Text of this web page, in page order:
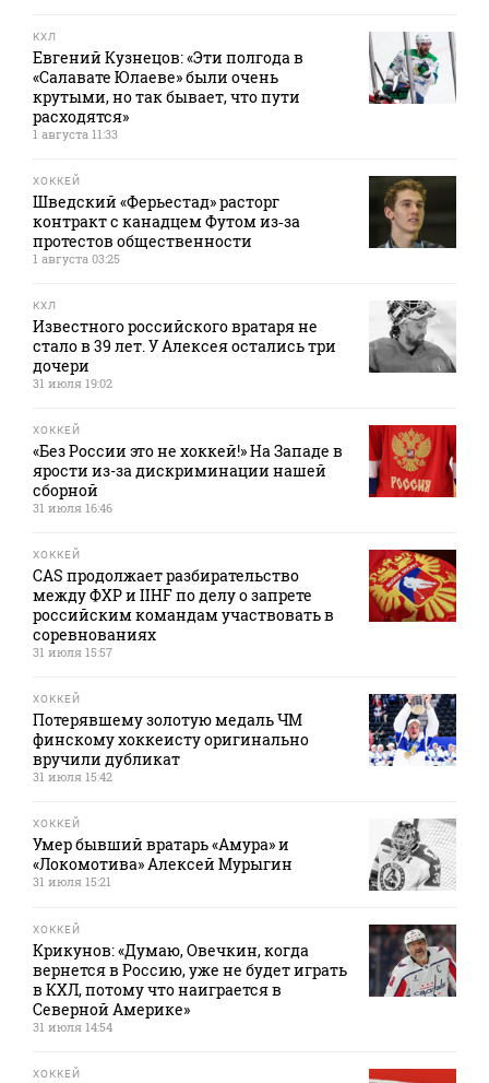
КХЛ
Евгений Кузнецов: «Эти полгода в
«Салавате Юлаеве» были очень
крутыми, но так бывает, что пути
расходятся»
1 августа 11:33
ХОККЕЙ
Шведский «Ферьестад» расторг
контракт с канадцем Футом из‑за
протестов общественности
1 августа 03:25
КХЛ
Известного российского вратаря не
стало в 39 лет. У Алексея остались три
дочери
31 июля 19:02
ХОККЕЙ
«Без России это не хоккей!» На Западе в
ярости из-за дискриминации нашей
сборной
31 июля 16:46
ХОККЕЙ
CAS продолжает разбирательство
между ФХР и IIHF по делу о запрете
российским командам участвовать в
соревнованиях
31 июля 15:57
ХОККЕЙ
Потерявшему золотую медаль ЧМ
финскому хоккеисту оригинально
вручили дубликат
31 июля 15:42
ХОККЕЙ
Умер бывший вратарь «Амура» и
«Локомотива» Алексей Мурыгин
31 июля 15:21
ХОККЕЙ
Крикунов: «Думаю, Овечкин, когда
вернется в Россию, уже не будет играть
в КХЛ, потому что наиграется в
Северной Америке»
31 июля 14:54
ХОККЕЙ